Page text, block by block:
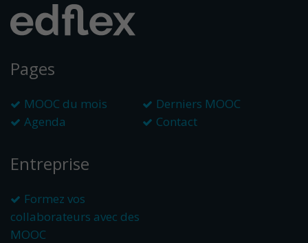
Pages
MOOC du mois
Derniers MOOC
Agenda
Contact
Entreprise
Formez vos
collaborateurs avec des
MOOC